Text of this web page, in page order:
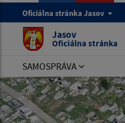
Oficiálna stránka Jasov
Jasov
Oficiálna stránka
SAMOSPRÁVA